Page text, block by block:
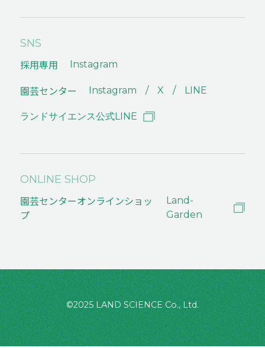
SNS
採用専用 Instagram
園芸センター Instagram X LINE
ランドサイエンス公式LINE
ONLINE SHOP
園芸センターオンラインショッ
プ
Land-
Garden
©2025 LAND SCIENCE Co., Ltd.